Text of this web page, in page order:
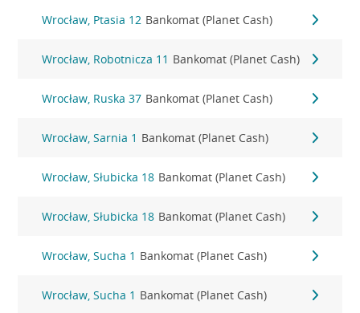
Wrocław, Ptasia 12 Bankomat (Planet Cash)
Wrocław, Robotnicza 11 Bankomat (Planet Cash)
Wrocław, Ruska 37 Bankomat (Planet Cash)
Wrocław, Sarnia 1 Bankomat (Planet Cash)
Wrocław, Słubicka 18 Bankomat (Planet Cash)
Wrocław, Słubicka 18 Bankomat (Planet Cash)
Wrocław, Sucha 1 Bankomat (Planet Cash)
Wrocław, Sucha 1 Bankomat (Planet Cash)